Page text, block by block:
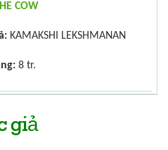
COW
KAMAKSHI LEKSHMANAN
8 tr.
giả